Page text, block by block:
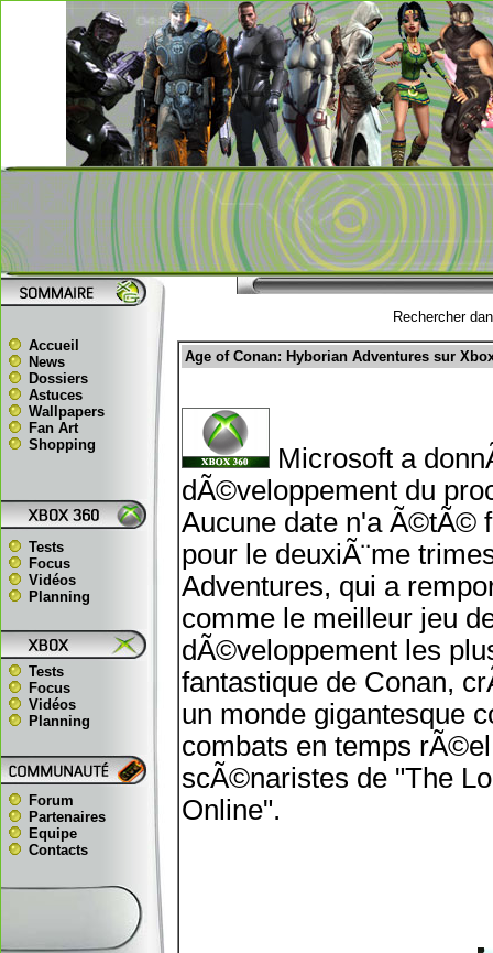
Accueil
News
Dossiers
Astuces
Wallpapers
Fan Art
Shopping
Tests
Focus
Vidéos
Planning
Tests
Focus
Vidéos
Planning
Forum
Partenaires
Equipe
Contacts
Rechercher
Age of Conan: Hyborian Adventures sur
Microsoft a
dÃ©veloppement du
Aucune date n'a Ã©tÃ©
pour le deuxiÃ¨me
Adventures, qui a
comme le meilleur jeu
dÃ©veloppement les
fantastique de Conan,
un monde gigantesque
combats en temps
scÃ©naristes de "The
Online".